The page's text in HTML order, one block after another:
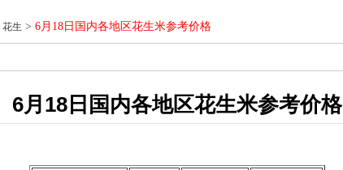
[2026-08-07] 8月7日港口芝麻市场价格日报
花生 > 6月18日国内各地区花生米参考价格
6月18日国内各地区花生米参考价格